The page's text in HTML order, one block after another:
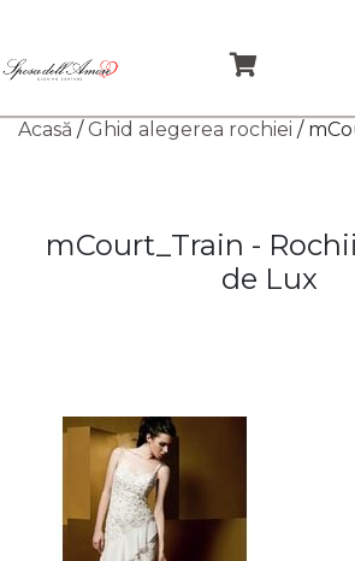
Acasă / Ghid alegerea rochiei /
mCourt_Train -
de Lux